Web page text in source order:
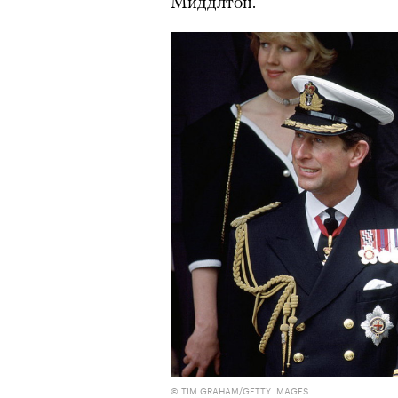
© TIM GRAHAM/GETTY IMAGES
Горы привлекают людей
концентрации, в котором
остается только
Экстремальные
гормонов, из-за чего
из самых ярких опытов
Для многих альпинизм
рутины,
Совместное
людьми особенно
Наука не подтверждает
признает, что к
устойчивостью к стрессу